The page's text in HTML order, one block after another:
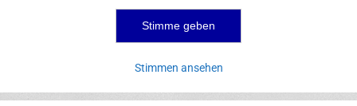
Stimmen ansehen